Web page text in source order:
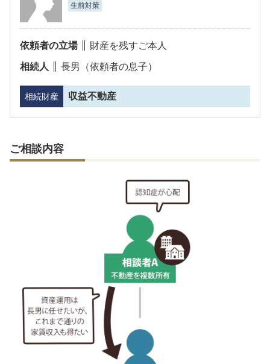
生前対策
依頼者の立場 財産を残すご本人
相続人 長男（依頼者の息子）
相続財産 収益不動産
ご相談内容